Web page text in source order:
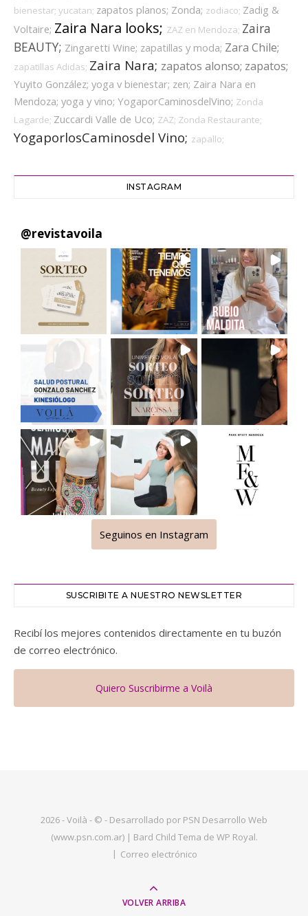
bienestar; yucatan; zapatos planos; Zonda; zodiaco; Zadig &
Voltaire; Zaira Nara looks; ZAZ en Mendoza; Zaira
BEAUTY; Zingaretti Wine; zapatillas y moda; Zara Chile;
zapatillas Adidas; Zaira Nara; zapatos alonso; zapatos;
Yuyito González; yoga v bienestar; zen; Zaira Nara en
Mendoza; yoga y vino; YogaporCaminosdelVino; Zonda
Lagarde; Zuccardi Valle de Uco; ZAZ; Zonda Restaurante;
YogaporlosCaminosdel Vino; zapallo;
INSTAGRAM
@revistavoila
Seguinos en Instagram
SUSCRIBITE A NUESTRO NEWSLETTER
Recibí los mejores contenidos directamente en tu buzón
de correo electrónico.
Quiero Suscribirme a Voilà
2026 - Voilà - © - Desarrollado por PSN Desarrollo Web
(www.psn.com.ar) | Bard Child Tema de WP Royal.
Correo electrónico
VOLVER ARRIBA